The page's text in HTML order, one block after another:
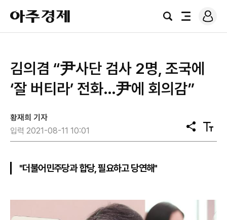
아
주
경
검
전
로
그
​김의겸 “尹사단 검사 2명, 조국에
‘잘 버티라’ 전화…尹에 회의감”
황재희 기자
입력 2021-08-11 10:01
공
유
텍
스
"더불어민주당과 합당, 필요하고 당연해"